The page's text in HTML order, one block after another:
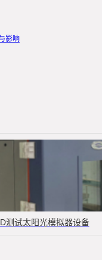
影响
测试太阳光模拟器设备